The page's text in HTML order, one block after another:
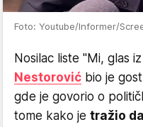
Foto: Youtube/Informer/
Nosilac liste "Mi, glas
Nestorović bio je
gde je govorio o
tome kako je tražio